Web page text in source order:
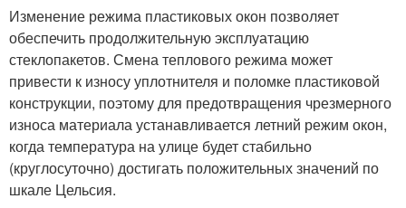
Изменение режима пластиковых окон позволяет
обеспечить продолжительную эксплуатацию
стеклопакетов. Смена теплового режима может
привести к износу уплотнителя и поломке пластиковой
конструкции, поэтому для предотвращения чрезмерного
износа материала устанавливается летний режим окон,
когда температура на улице будет стабильно
(круглосуточно) достигать положительных значений по
шкале Цельсия.